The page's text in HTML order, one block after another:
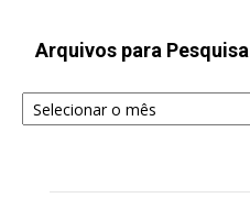
Arquivos para Pesquisa
Arquivos
para